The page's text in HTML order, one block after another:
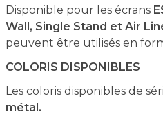
Disponible pour les écrans
Wall, Single Stand et Air
peuvent être utilisés en
COLORIS DISPONIBLES
Les coloris disponibles de
métal.